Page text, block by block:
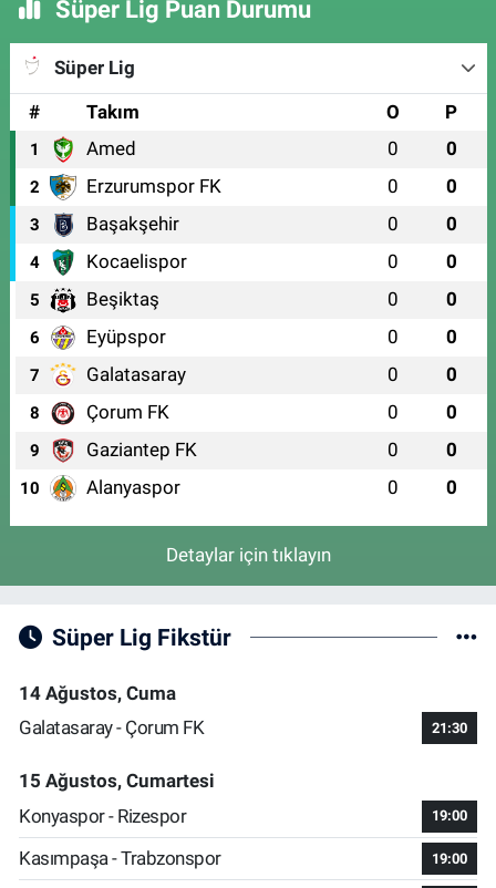
Süper Lig Puan Durumu
Süper Lig
#
Takım O P
1 Amed 0 0
2 Erzurumspor FK 0 0
3 Başakşehir 0 0
4 Kocaelispor 0 0
5 Beşiktaş 0 0
6 Eyüpspor 0 0
7 Galatasaray 0 0
8 Çorum FK 0 0
9 Gaziantep FK 0 0
10 Alanyaspor 0 0
Detaylar için tıklayın
Süper Lig Fikstür
14 Ağustos, Cuma
Galatasaray - Çorum FK
21:30
15 Ağustos, Cumartesi
Konyaspor - Rizespor
19:00
Kasımpaşa - Trabzonspor 19:00